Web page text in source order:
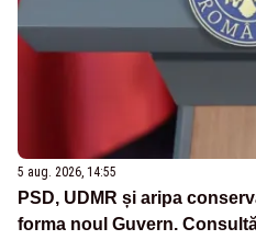
5 aug. 2026, 14:55
PSD, UDMR și aripa
forma noul Guvern.